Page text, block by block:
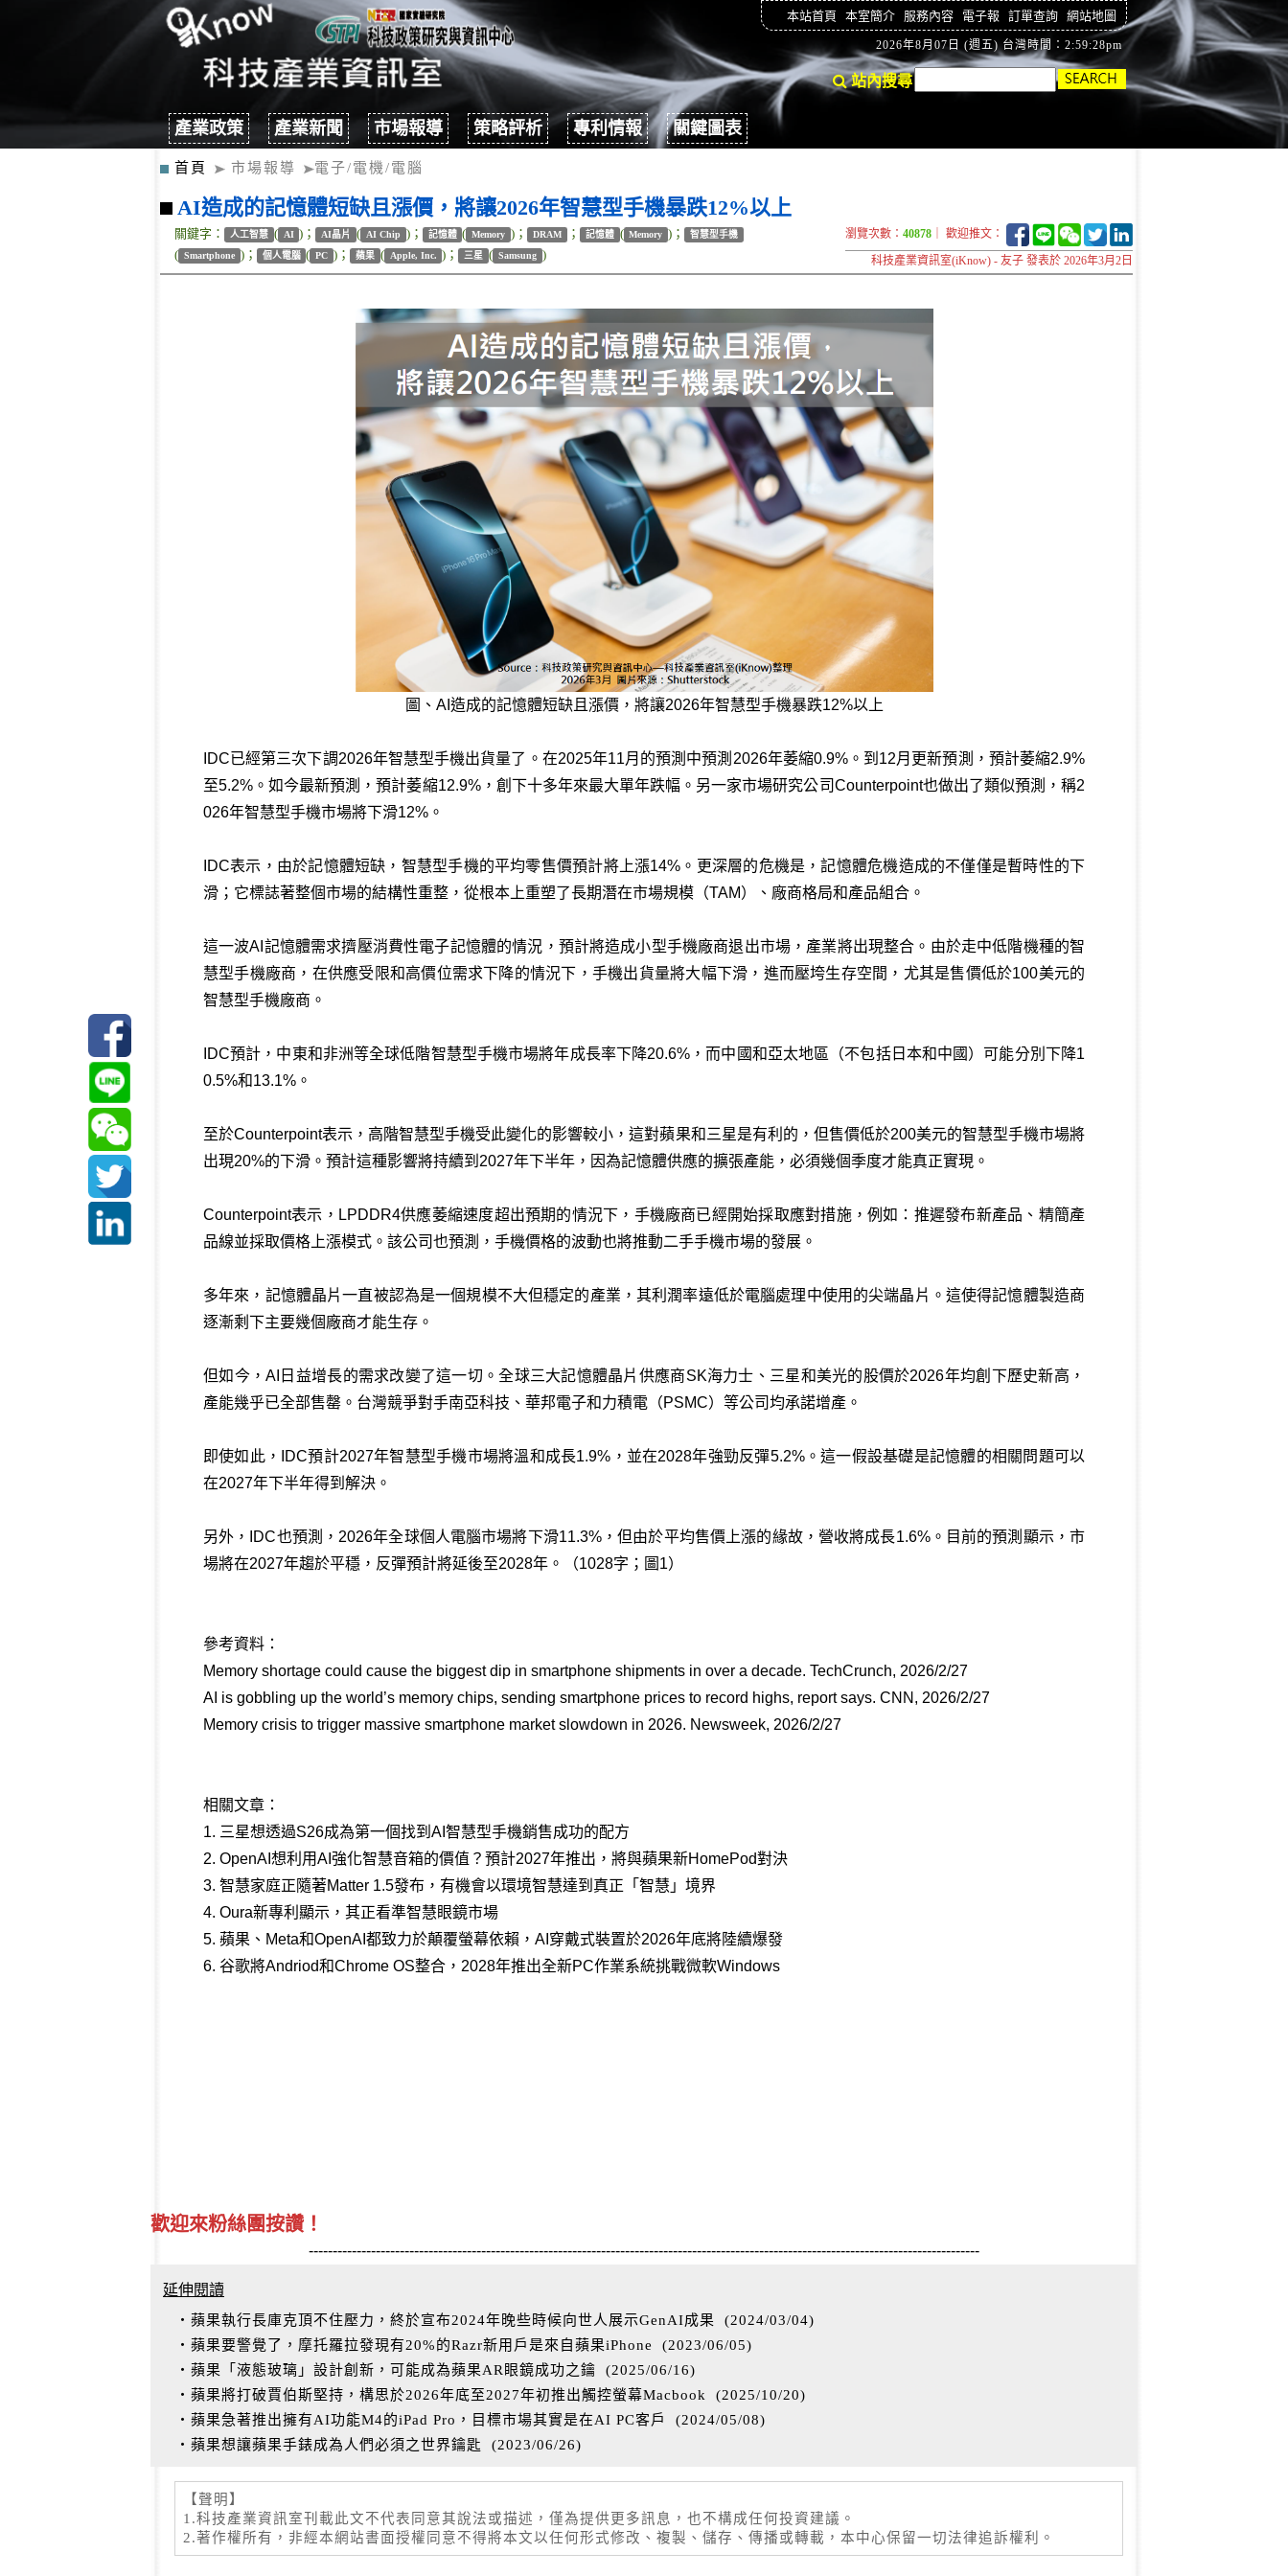
本站首頁 本室簡介 服務內容 電子報 訂單查詢 網站地圖
2026年8月07日 (週五) 台灣時間：2:59:29pm
站內搜尋
產業政策 產業新聞 市場報導 策略評析 專利情報 關鍵圖表
首頁 市場報導 電子/電機/電腦
AI造成的記憶體短缺且漲價，將讓2026年智慧型手機暴跌12%以上
關鍵字： 人工智慧 ( AI )； AI晶片 ( AI Chip )； 記憶體 ( Memory )； DRAM ； 記憶體 ( Memory )； 智慧型手機
( Smartphone )； 個人電腦 ( PC )； 蘋果 ( Apple, Inc. )； 三星 ( Samsung )
瀏覽次數： 40878 ｜ 歡迎推文：
科技產業資訊室(iKnow) - 友子 發表於 2026年3月2日
圖、AI造成的記憶體短缺且漲價，將讓2026年智慧型手機暴跌12%以上
IDC已經第三次下調2026年智慧型手機出貨量了。在2025年11月的預測中預測2026年萎縮0.9%。到12月更新預測，預計萎縮2.9%
至5.2%。如今最新預測，預計萎縮12.9%，創下十多年來最大單年跌幅。另一家市場研究公司Counterpoint也做出了類似預測，稱2
026年智慧型手機市場將下滑12%。
IDC表示，由於記憶體短缺，智慧型手機的平均零售價預計將上漲14%。更深層的危機是，記憶體危機造成的不僅僅是暫時性的下
滑；它標誌著整個市場的結構性重整，從根本上重塑了長期潛在市場規模（TAM）、廠商格局和產品組合。
這一波AI記憶體需求擠壓消費性電子記憶體的情況，預計將造成小型手機廠商退出市場，產業將出現整合。由於走中低階機種的智
慧型手機廠商，在供應受限和高價位需求下降的情況下，手機出貨量將大幅下滑，進而壓垮生存空間，尤其是售價低於100美元的
智慧型手機廠商。
IDC預計，中東和非洲等全球低階智慧型手機市場將年成長率下降20.6%，而中國和亞太地區（不包括日本和中國）可能分別下降1
0.5%和13.1%。
至於Counterpoint表示，高階智慧型手機受此變化的影響較小，這對蘋果和三星是有利的，但售價低於200美元的智慧型手機市場將
出現20%的下滑。預計這種影響將持續到2027年下半年，因為記憶體供應的擴張產能，必須幾個季度才能真正實現。
Counterpoint表示，LPDDR4供應萎縮速度超出預期的情況下，手機廠商已經開始採取應對措施，例如：推遲發布新產品、精簡產
品線並採取價格上漲模式。該公司也預測，手機價格的波動也將推動二手手機市場的發展。
多年來，記憶體晶片一直被認為是一個規模不大但穩定的產業，其利潤率遠低於電腦處理中使用的尖端晶片。這使得記憶體製造商
逐漸剩下主要幾個廠商才能生存。
但如今，AI日益增長的需求改變了這一切。全球三大記憶體晶片供應商SK海力士、三星和美光的股價於2026年均創下歷史新高，
產能幾乎已全部售罄。台灣競爭對手南亞科技、華邦電子和力積電（PSMC）等公司均承諾增產。
即使如此，IDC預計2027年智慧型手機市場將溫和成長1.9%，並在2028年強勁反彈5.2%。這一假設基礎是記憶體的相關問題可以
在2027年下半年得到解決。
另外，IDC也預測，2026年全球個人電腦市場將下滑11.3%，但由於平均售價上漲的緣故，營收將成長1.6%。目前的預測顯示，市
場將在2027年趨於平穩，反彈預計將延後至2028年。（1028字；圖1）
參考資料：
Memory shortage could cause the biggest dip in smartphone shipments in over a decade. TechCrunch, 2026/2/27
AI is gobbling up the world’s memory chips, sending smartphone prices to record highs, report says. CNN, 2026/2/27
Memory crisis to trigger massive smartphone market slowdown in 2026. Newsweek, 2026/2/27
相關文章：
1. 三星想透過S26成為第一個找到AI智慧型手機銷售成功的配方
2. OpenAI想利用AI強化智慧音箱的價值？預計2027年推出，將與蘋果新HomePod對決
3. 智慧家庭正隨著Matter 1.5發布，有機會以環境智慧達到真正「智慧」境界
4. Oura新專利顯示，其正看準智慧眼鏡市場
5. 蘋果、Meta和OpenAI都致力於顛覆螢幕依賴，AI穿戴式裝置於2026年底將陸續爆發
6. 谷歌將Andriod和Chrome OS整合，2028年推出全新PC作業系統挑戰微軟Windows
歡迎來粉絲團按讚！
--------------------------------------------------------------------------------------------------------------------------------------------
延伸閱讀
‧蘋果執行長庫克頂不住壓力，終於宣布2024年晚些時候向世人展示GenAI成果 (2024/03/04)
‧蘋果要警覺了，摩托羅拉發現有20%的Razr新用戶是來自蘋果iPhone
(2023/06/05)
‧蘋果「液態玻璃」設計創新，可能成為蘋果AR眼鏡成功之鑰 (2025/06/16)
‧蘋果將打破賈伯斯堅持，構思於2026年底至2027年初推出觸控螢幕Macbook
(2025/10/20)
‧蘋果急著推出擁有AI功能M4的iPad Pro，目標市場其實是在AI PC客戶
(2024/05/08)
‧蘋果想讓蘋果手錶成為人們必須之世界鑰匙
(2023/06/26)
【聲明】
1.科技產業資訊室刊載此文不代表同意其說法或描述，僅為提供更多訊息，也不構成任何投資建議。
2.著作權所有，非經本網站書面授權同意不得將本文以任何形式修改、複製、儲存、傳播或轉載，本中心保留一切法律追訴權利。